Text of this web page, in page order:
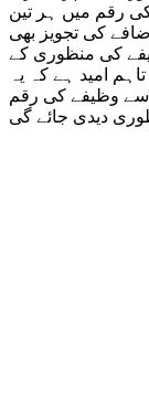
کی رقم میں ہر تین
سے کم 100 دینار کے اضافے کی تجویز بھی
کی منظوری کے
امید ہے کہ یہ
وظیفے کی رقم
دیدی جائے گی